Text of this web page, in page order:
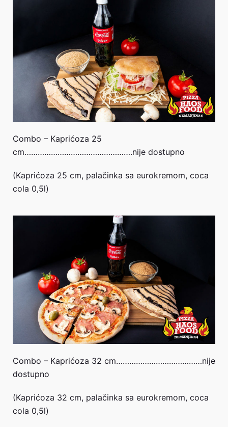
Combo – Kaprićoza 25
cm………………………………………….nije dostupno
(Kaprićoza 25 cm, palačinka sa eurokremom, coca
cola 0,5l)
Combo – Kaprićoza 32 cm…………………………………nije
dostupno
(Kaprićoza 32 cm, palačinka sa eurokremom, coca
cola 0,5l)